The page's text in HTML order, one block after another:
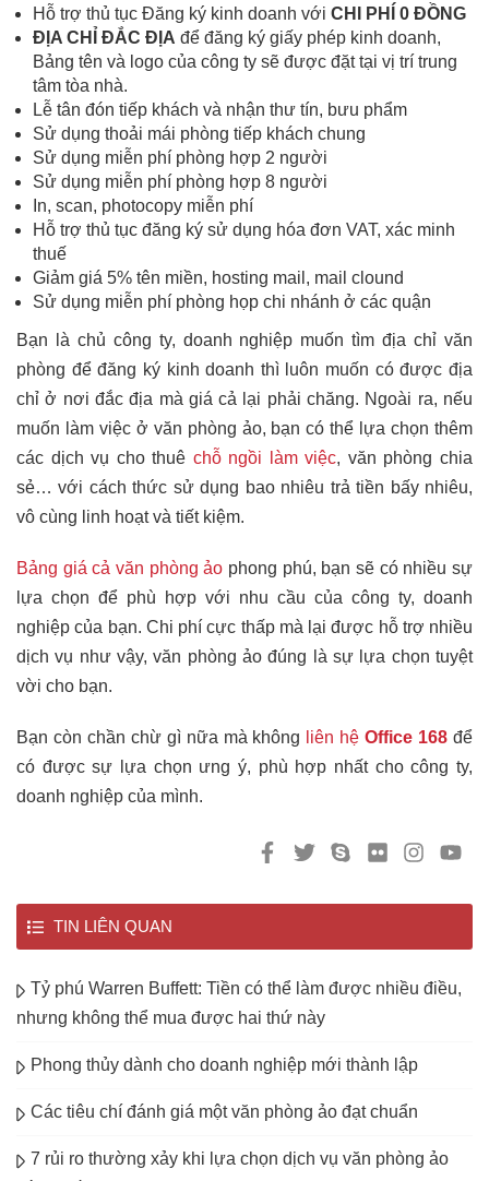
Hỗ trợ thủ tục Đăng ký kinh doanh với CHI PHÍ 0 ĐỒNG
ĐỊA CHỈ ĐẮC ĐỊA để đăng ký giấy phép kinh doanh,
Bảng tên và logo của công ty sẽ được đặt tại vị trí trung
tâm tòa nhà.
Lễ tân đón tiếp khách và nhận thư tín, bưu phẩm
Sử dụng thoải mái phòng tiếp khách chung
Sử dụng miễn phí phòng hợp 2 người
Sử dụng miễn phí phòng hợp 8 người
In, scan, photocopy miễn phí
Hỗ trợ thủ tục đăng ký sử dụng hóa đơn VAT, xác minh
thuế
Giảm giá 5% tên miền, hosting mail, mail clound
Sử dụng miễn phí phòng họp chi nhánh ở các quận
Bạn là chủ công ty, doanh nghiệp muốn tìm địa chỉ văn
phòng để đăng ký kinh doanh thì luôn muốn có được địa
chỉ ở nơi đắc địa mà giá cả lại phải chăng. Ngoài ra, nếu
muốn làm việc ở văn phòng ảo, bạn có thể lựa chọn thêm
các dịch vụ cho thuê chỗ ngồi làm việc, văn phòng chia
sẻ… với cách thức sử dụng bao nhiêu trả tiền bấy nhiêu,
vô cùng linh hoạt và tiết kiệm.
Bảng giá cả văn phòng ảo phong phú, bạn sẽ có nhiều sự
lựa chọn để phù hợp với nhu cầu của công ty, doanh
nghiệp của bạn. Chi phí cực thấp mà lại được hỗ trợ nhiều
dịch vụ như vậy, văn phòng ảo đúng là sự lựa chọn tuyệt
vời cho bạn.
Bạn còn chần chừ gì nữa mà không liên hệOffice 168 để
có được sự lựa chọn ưng ý, phù hợp nhất cho công ty,
doanh nghiệp của mình.
TIN LIÊN QUAN
Tỷ phú Warren Buffett: Tiền có thể làm được nhiều điều,
nhưng không thể mua được hai thứ này
Phong thủy dành cho doanh nghiệp mới thành lập
Các tiêu chí đánh giá một văn phòng ảo đạt chuẩn
7 rủi ro thường xảy khi lựa chọn dịch vụ văn phòng ảo